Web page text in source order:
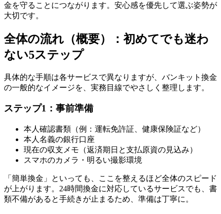
金を守ることにつながります。安心感を優先して選ぶ姿勢が
大切です。
全体の流れ（概要）：初めてでも迷わ
ない5ステップ
具体的な手順は各サービスで異なりますが、バンキット換金
の一般的なイメージを、実務目線でやさしく整理します。
ステップ1：事前準備
本人確認書類（例：運転免許証、健康保険証など）
本人名義の銀行口座
現在の収支メモ（返済期日と支払原資の見込み）
スマホのカメラ・明るい撮影環境
「簡単換金」といっても、ここを整えるほど全体のスピード
が上がります。24時間換金に対応しているサービスでも、書
類不備があると手続きが止まるため、準備は丁寧に。